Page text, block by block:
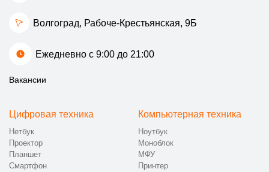
Волгоград, ​Рабоче-Крестьянская, 9Б
Ежедневно с 9:00 до 21:00
Вакансии
Цифровая техника
Нетбук
Проектор
Планшет
Смартфон
Компьютерная техника
Ноутбук
Моноблок
МФУ
Принтер